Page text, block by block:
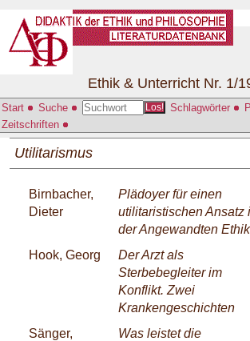
Start Suche Los! Schlagwörter
Zeitschriften
Ethik & Unterricht Nr. 1/
Utilitarismus
Birnbacher,
Dieter
Plädoyer für einen
utilitaristischen Ansatz
der Angewandten Ethik
Hook, Georg
Der Arzt als
Sterbebegleiter im
Konflikt. Zwei
Krankengeschichten
Sänger,
Was leistet die